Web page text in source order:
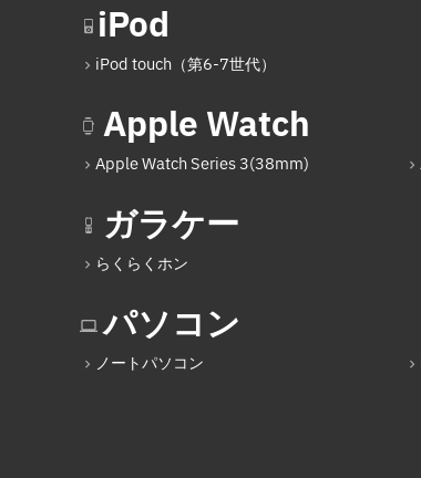
iPod
iPod touch（第6-7世代）
Apple Watch
Apple Watch Series 3(38mm)
ガラケー
らくらくホン
パソコン
ノートパソコン